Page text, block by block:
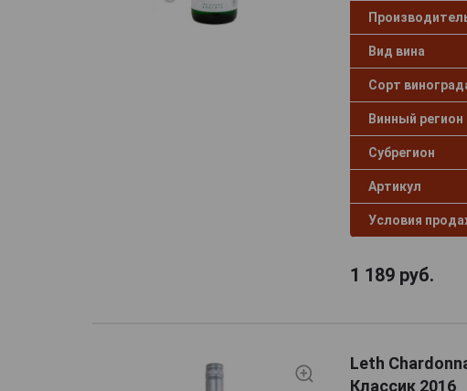
Вид вина
Сорт
Винный регион
Субрегион
Артикул
Условия
1 189руб.
Leth
Классик 2016